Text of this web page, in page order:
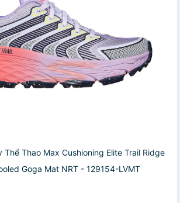
Thể Thao Max Cushioning Elite Trail Ridge
Goga Mat NRT - 129154-LVMT